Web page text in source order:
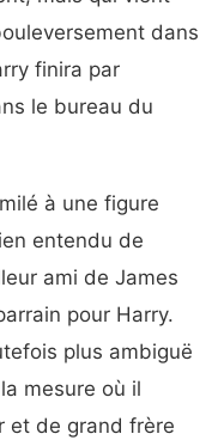
dans
finira par
le bureau du
à une figure
entendu de
ami de James
pour Harry.
plus ambiguë
mesure où il
et de grand frère